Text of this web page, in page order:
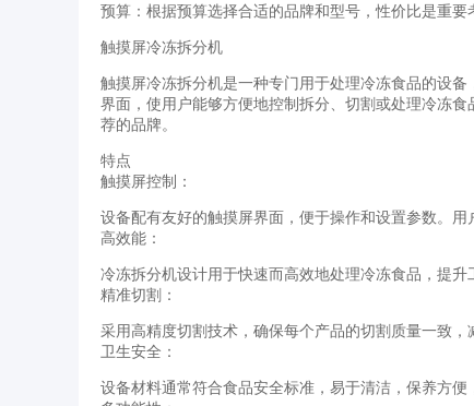
预算：根据预算选择合适的品牌和型号，性价比是重要
触摸屏冷冻拆分机
触摸屏冷冻拆分机是一种专门用于处理冷冻食品的设
界面，使用户能够方便地控制拆分、切割或处理冷冻
荐的品牌。
特点
触摸屏控制：
设备配有友好的触摸屏界面，便于操作和设置参数。用
高效能：
冷冻拆分机设计用于快速而高效地处理冷冻食品，提升
精准切割：
采用高精度切割技术，确保每个产品的切割质量一致，
卫生安全：
设备材料通常符合食品安全标准，易于清洁，保养方便